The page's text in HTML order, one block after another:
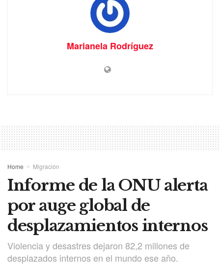
Marianela Rodríguez
Home Migración
Informe de la ONU alerta
por auge global de
desplazamientos internos
Violencia y desastres dejaron 82,2 millones de
desplazados internos en el mundo ese año.